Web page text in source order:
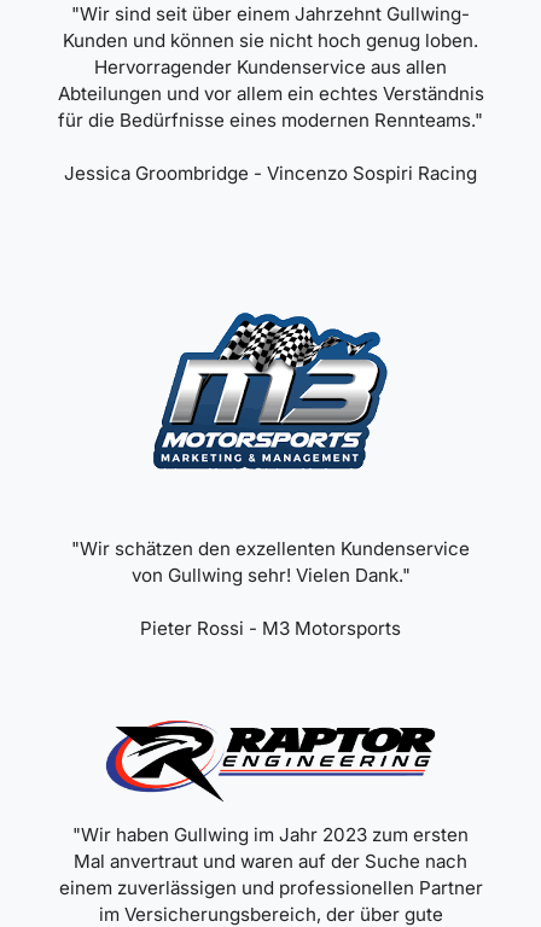
"Wir sind seit über einem Jahrzehnt Gullwing-
Kunden und können sie nicht hoch genug loben.
Hervorragender Kundenservice aus allen
Abteilungen und vor allem ein echtes Verständnis
für die Bedürfnisse eines modernen Rennteams."
Jessica Groombridge - Vincenzo Sospiri Racing
"Wir schätzen den exzellenten Kundenservice
von Gullwing sehr! Vielen Dank."
Pieter Rossi - M3 Motorsports
"Wir haben Gullwing im Jahr 2023 zum ersten
Mal anvertraut und waren auf der Suche nach
einem zuverlässigen und professionellen Partner
im Versicherungsbereich, der über gute